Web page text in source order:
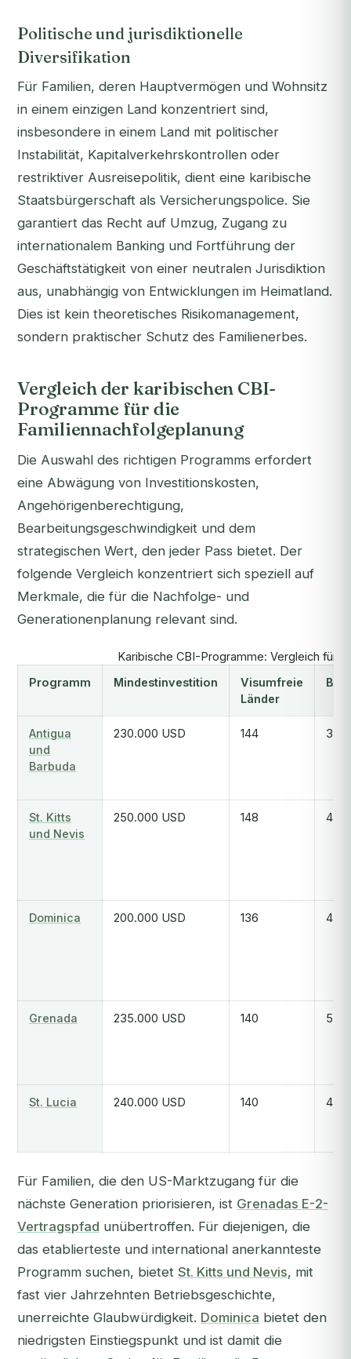
Politische und jurisdiktionelle
Diversifikation
Für Familien, deren Hauptvermögen und Wohnsitz
in einem einzigen Land konzentriert sind,
insbesondere in einem Land mit politischer
Instabilität, Kapitalverkehrskontrollen oder
restriktiver Ausreisepolitik, dient eine karibische
Staatsbürgerschaft als Versicherungspolice. Sie
garantiert das Recht auf Umzug, Zugang zu
internationalem Banking und Fortführung der
Geschäftstätigkeit von einer neutralen Jurisdiktion
aus, unabhängig von Entwicklungen im Heimatland.
Dies ist kein theoretisches Risikomanagement,
sondern praktischer Schutz des Familienerbes.
Vergleich der karibischen CBI-
Programme für die
Familiennachfolgeplanung
Die Auswahl des richtigen Programms erfordert
eine Abwägung von Investitionskosten,
Angehörigenberechtigung,
Bearbeitungsgeschwindigkeit und dem
strategischen Wert, den jeder Pass bietet. Der
folgende Vergleich konzentriert sich speziell auf
Merkmale, die für die Nachfolge- und
Generationenplanung relevant sind.
Karibische CBI-Programme: Vergleich für
Programm
Mindestinvestition
Visumfreie
Länder
Antigua
und
Barbuda
230.000 USD 144 3-6
St. Kitts
und Nevis
250.000 USD 148 4-6
Dominica 200.000 USD 136 4-6
Grenada 235.000 USD 140 5-7
St. Lucia 240.000 USD 140 4-
Für Familien, die den US-Marktzugang für die
nächste Generation priorisieren, ist Grenadas E-2-
Vertragspfad unübertroffen. Für diejenigen, die
das etablierteste und international anerkannteste
Programm suchen, bietet St. Kitts und Nevis, mit
fast vier Jahrzehnten Betriebsgeschichte,
unerreichte Glaubwürdigkeit. Dominica bietet den
niedrigsten Einstiegspunkt und ist damit die